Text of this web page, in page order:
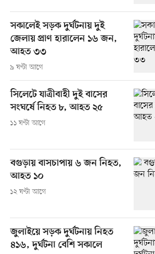
সকালেই সড়ক দুর্ঘটনায় দুই
জেলায় প্রাণ হারালেন ১৬ জন,
আহত ৩৩
৯ ঘণ্টা আগে
সিলেটে যাত্রীবাহী দুই বাসের
সংঘর্ষে নিহত ৮, আহত ২৫
১১ ঘণ্টা আগে
বগুড়ায় বাসচাপায় ৬ জন নিহত,
আহত ১০
১২ ঘণ্টা আগে
জুলাইয়ে সড়ক দুর্ঘটনায় নিহত
৪১৬, দুর্ঘটনা বেশি সকালে